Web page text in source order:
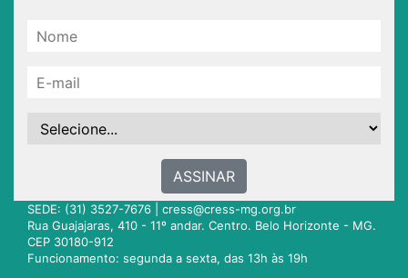
ASSINAR
SEDE: (31) 3527-7676 | cress@cress-mg.org.br
Rua Guajajaras, 410 - 11º andar. Centro. Belo Horizonte - MG.
CEP 30180-912
Funcionamento: segunda a sexta, das 13h às 19h